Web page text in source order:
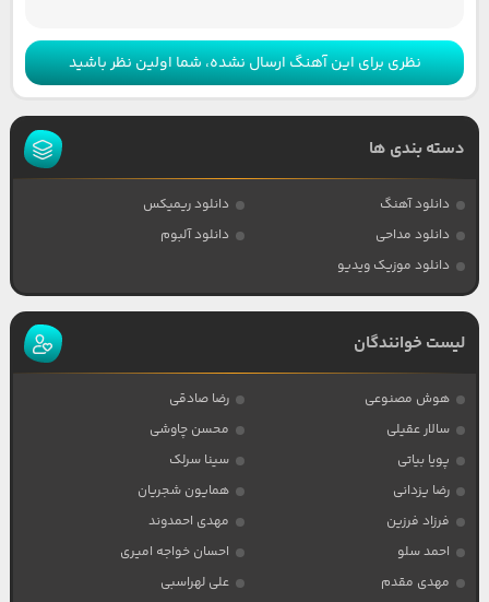
نظری برای این آهنگ ارسال نشده، شما اولین نظر باشید
دسته بندی ها
دانلود آهنگ
دانلود ریمیکس
دانلود مداحی
دانلود آلبوم
دانلود موزیک ویدیو
لیست خوانندگان
هوش مصنوعی
رضا صادقی
سالار عقیلی
محسن چاوشی
پویا بیاتی
سینا سرلک
رضا یزدانی
همایون شجریان
فرزاد فرزین
مهدی احمدوند
احمد سلو
احسان خواجه امیری
مهدی مقدم
علی لهراسبی